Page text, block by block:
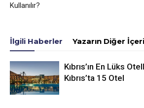
Kullanılır?
İlgili Haberler Yazarın Diğer
Kıbrıs’ın En Lüks
Kıbrıs’ta 15 Otel